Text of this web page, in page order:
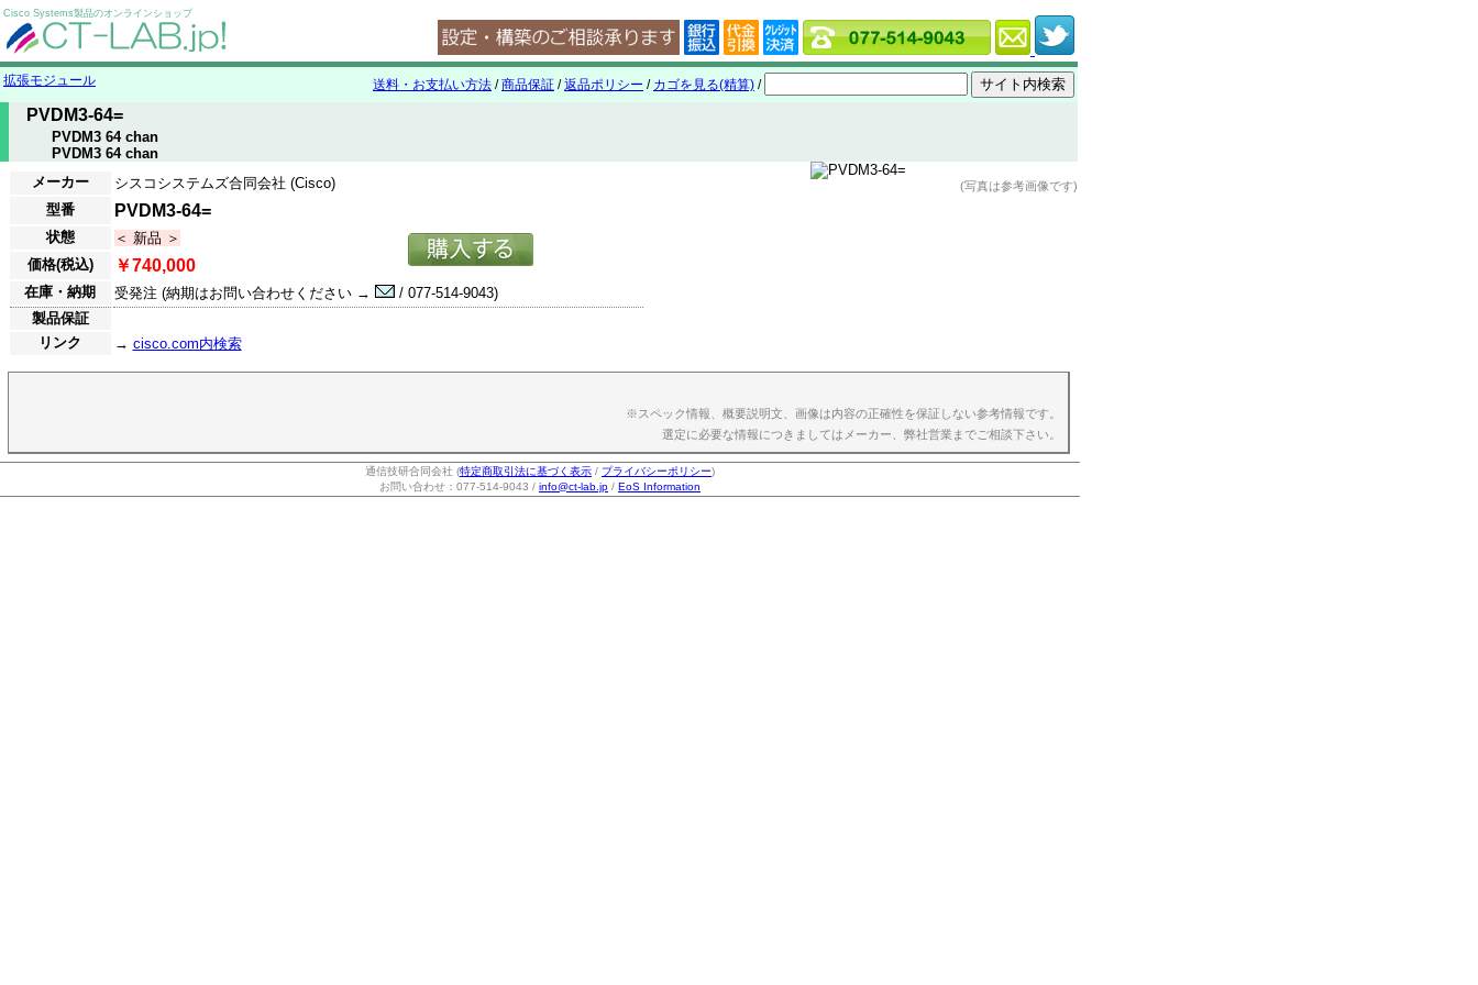
Cisco Systems製品のオンラインショップ
拡張モジュール 送料・お支払い方法 /商品保証 /返品ポリシー / カゴを見る(精算) /
PVDM3-64=
PVDM3 64 chan
PVDM3 64 chan
メーカー
シスコシステムズ合同会社 (Cisco)
型番
PVDM3-64=
状態
＜ 新品 ＞
価格(税込)
￥740,000
在庫・納期 受発注 (納期はお問い合わせください →
/ 077-514-9043)
製品保証
リンク
→ cisco.com内検索
(写真は参考画像です)
※スペック情報、概要説明文、画像は内容の正確性を保証しない参考情報です。
選定に必要な情報につきましてはメーカー、弊社営業までご相談下さい。
通信技研合同会社 (特定商取引法に基づく表示 / プライバシーポリシー)
お問い合わせ：077-514-9043 / info@ct-lab.jp / EoS Information